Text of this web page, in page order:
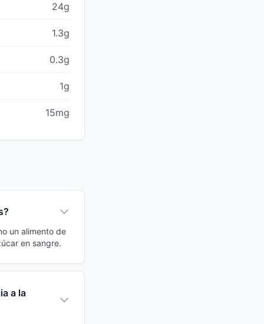
24g
1.3g
0.3g
1g
15mg
un alimento de
en sangre.
a la